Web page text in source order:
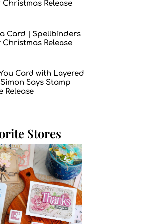
Release
Card | Spellbinders
Release
Card with Layered
Says Stamp
Release
Stores